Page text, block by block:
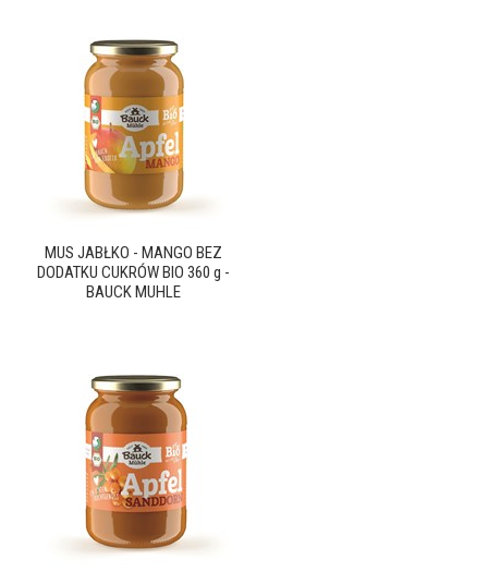
MUS JABŁKO - MANGO BEZ
DODATKU CUKRÓW BIO 360 g -
BAUCK MUHLE